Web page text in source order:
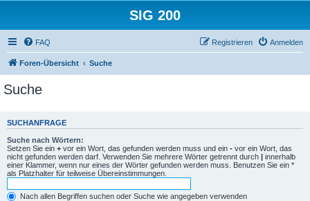
SIG 200
FAQ Anmelden
Registrieren
Foren-Übersicht Suche
Suche
SUCHANFRAGE
Suche nach Wörtern:
Setzen Sie ein + vor ein Wort, das gefunden werden muss und ein - vor ein Wort, das
nicht gefunden werden darf. Verwenden Sie mehrere Wörter getrennt durch | innerhalb
einer Klammer, wenn nur eines der Wörter gefunden werden muss. Benutzen Sie ein *
als Platzhalter für teilweise Übereinstimmungen.
Nach allen Begriffen suchen oder Suche wie angegeben verwenden